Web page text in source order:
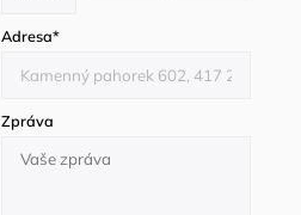
Adresa*
Zpráva